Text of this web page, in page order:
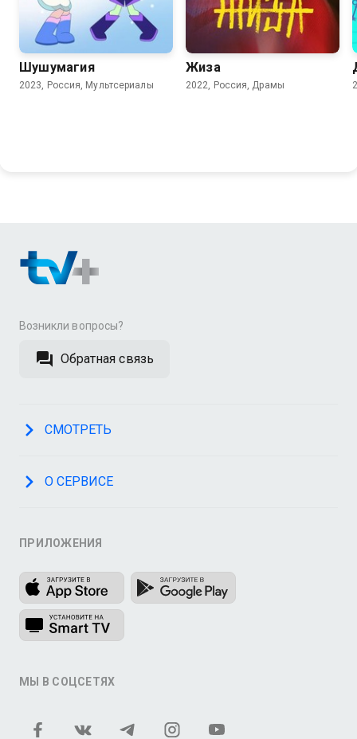
8.9 6.6
Шушумагия
2023, Россия, Мультсериалы
7.6 6.1
Жиза
2022, Россия, Драмы
Возникли вопросы?
Обратная связь
СМОТРЕТЬ
О СЕРВИСЕ
ПРИЛОЖЕНИЯ
МЫ В СОЦСЕТЯХ